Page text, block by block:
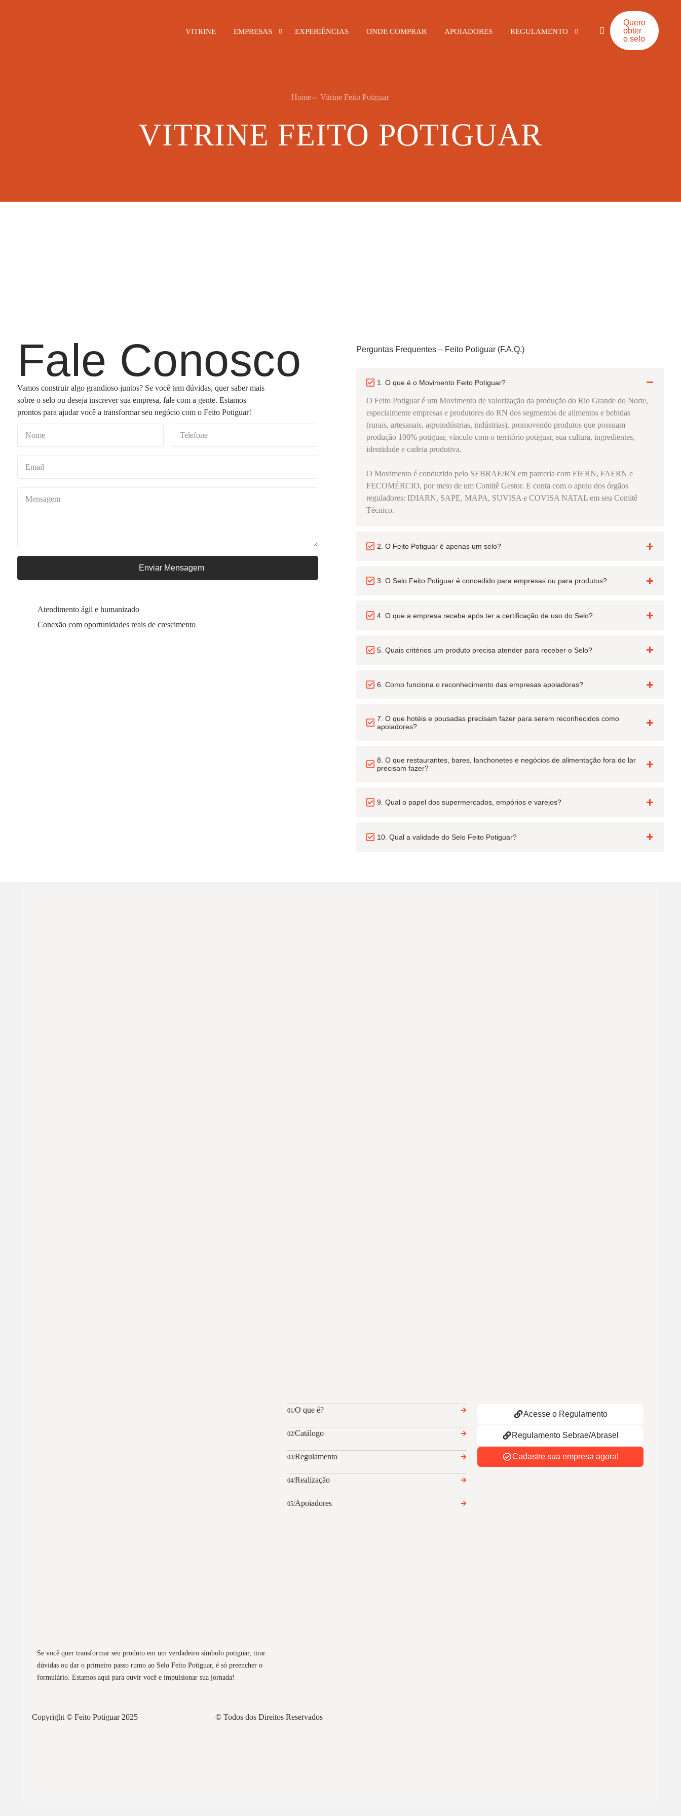
VITRINE EMPRESAS
Hotelaria
EXPERIÊNCIAS ONDE COMPRAR APOIADORES REGULAMENTO
Hotelaria
Quero
obter
o selo
Home Vitrine Feito Potiguar
VITRINE FEITO POTIGUAR
Fale Conosco
Vamos construir algo grandioso juntos? Se você tem dúvidas, quer saber mais
sobre o selo ou deseja inscrever sua empresa, fale com a gente. Estamos
prontos para ajudar você a transformar seu negócio com o Feito Potiguar!
Enviar Mensagem
Atendimento ágil e humanizado
Conexão com oportunidades reais de crescimento
Perguntas Frequentes – Feito Potiguar (F.A.Q.)
1. O que é o Movimento Feito Potiguar?
O Feito Potiguar é um Movimento de valorização da produção do Rio Grande do Norte,
especialmente empresas e produtores do RN dos segmentos de alimentos e bebidas
(rurais, artesanais, agroindústrias, indústrias), promovendo produtos que possuam
produção 100% potiguar, vínculo com o território potiguar, sua cultura, ingredientes,
identidade e cadeia produtiva.
O Movimento é conduzido pelo SEBRAE/RN em parceria com FIERN, FAERN e
FECOMÉRCIO, por meio de um Comitê Gestor. E conta com o apoio dos órgãos
reguladores: IDIARN, SAPE, MAPA, SUVISA e COVISA NATAL em seu Comitê
Técnico.
2. O Feito Potiguar é apenas um selo?
3. O Selo Feito Potiguar é concedido para empresas ou para produtos?
4. O que a empresa recebe após ter a certificação de uso do Selo?
5. Quais critérios um produto precisa atender para receber o Selo?
6. Como funciona o reconhecimento das empresas apoiadoras?
7. O que hotéis e pousadas precisam fazer para serem reconhecidos como
apoiadores?
8. O que restaurantes, bares, lanchonetes e negócios de alimentação fora do lar
precisam fazer?
9. Qual o papel dos supermercados, empórios e varejos?
10. Qual a validade do Selo Feito Potiguar?
Se você quer transformar seu produto em um verdadeiro símbolo potiguar, tirar
dúvidas ou dar o primeiro passo rumo ao Selo Feito Potiguar, é só preencher o
formulário. Estamos aqui para ouvir você e impulsionar sua jornada!
01/O que é?
02/Catálogo
03/Regulamento
04/Realização
05/Apoiadores
Acesse o Regulamento
Regulamento Sebrae/Abrasel
Cadastre sua empresa agora!
Copyright © Feito Potiguar 2025 © Todos dos Direitos Reservados